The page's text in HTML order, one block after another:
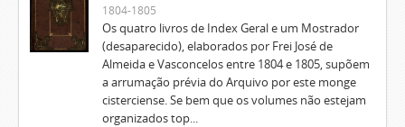
1804-1805
Os quatro livros de Index Geral e um Mostrador
(desaparecido), elaborados por Frei José de
Almeida e Vasconcelos entre 1804 e 1805, supõem
a arrumação prévia do Arquivo por este monge
cisterciense. Se bem que os volumes não estejam
organizados top...